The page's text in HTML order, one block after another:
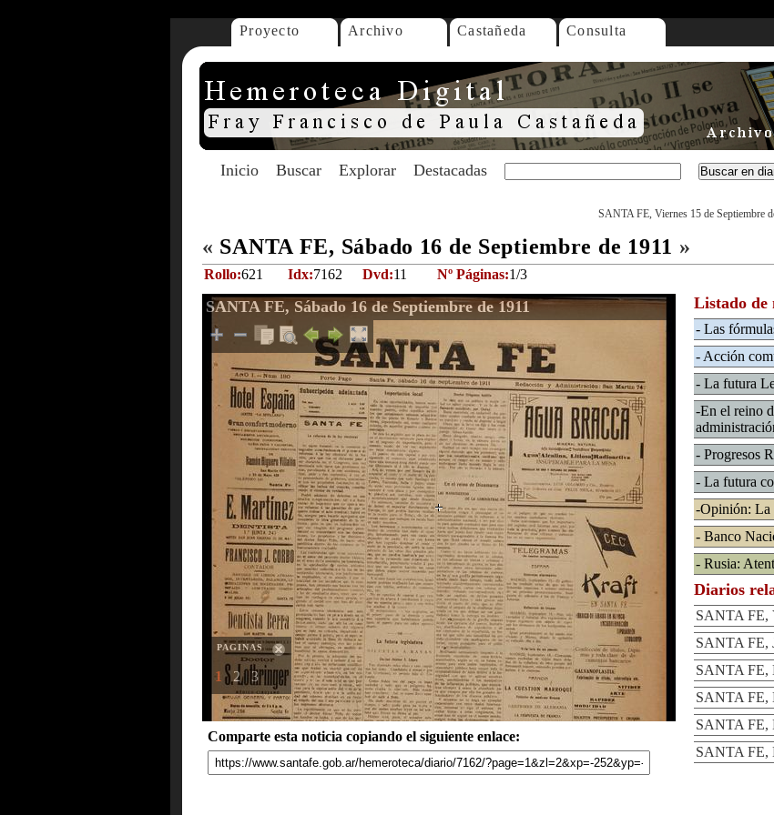
Proyecto Archivo Castañeda Consulta
Inicio Buscar Explorar Destacadas
SANTA FE, Viernes 15 de Septiembre
« SANTA FE, Sábado 16 de Septiembre de 1911 »
Rollo:621 Idx:7162 Dvd:11 Nº Páginas:1/3
SANTA FE, Sábado 16 de Septiembre de 1911
PAGINAS
1 2 3
Comparte esta noticia copiando el siguiente enlace:
Listado de
- Las
- Acción
- La futura
-En el reino
- Progresos
- La futura
-Opinión: La
- Banco
- Rusia:
Diarios
SANTA FE,
SANTA FE,
SANTA FE,
SANTA FE,
SANTA FE,
SANTA FE,